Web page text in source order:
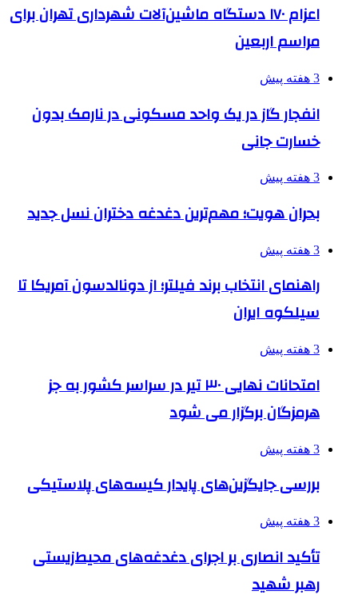
اعزام ۱۷۰ دستگاه ماشین‌آلات شهرداری تهران برای
مراسم اربعین
3 هفته پیش
انفجار گاز در یک واحد مسکونی در نارمک بدون
خسارت جانی
3 هفته پیش
بحران هویت؛ مهم‌ترین دغدغه دختران نسل جدید
3 هفته پیش
راهنمای انتخاب برند فیلتر؛ از دونالدسون آمریکا تا
سیلکوه ایران
3 هفته پیش
امتحانات نهایی ۳۰ تیر در سراسر کشور به جز
هرمزگان برگزار می شود
3 هفته پیش
بررسی جایگزین‌های پایدار کیسه‌های پلاستیکی
3 هفته پیش
تأکید انصاری بر اجرای دغدغه‌های محیط‌زیستی
رهبر شهید